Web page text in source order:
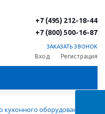
+7 (495) 212-18-44
+7 (800) 500-16-87
ЗАКАЗАТЬ ЗВОНОК
Вход Регистрация
оборудования